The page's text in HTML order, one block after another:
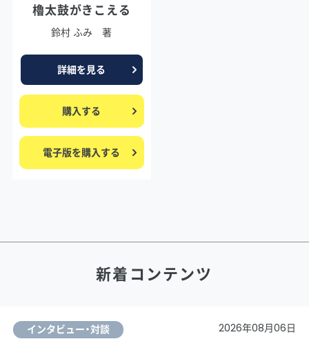
櫓太鼓がきこえる
鈴村 ふみ 著
詳細を見る
購入する
電子版を購入する
新着コンテンツ
インタビュー・対談 2026年08月06日